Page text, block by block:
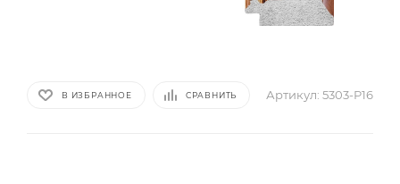
В ИЗБРАННОЕ СРАВНИТЬ Артикул: 5303-P16